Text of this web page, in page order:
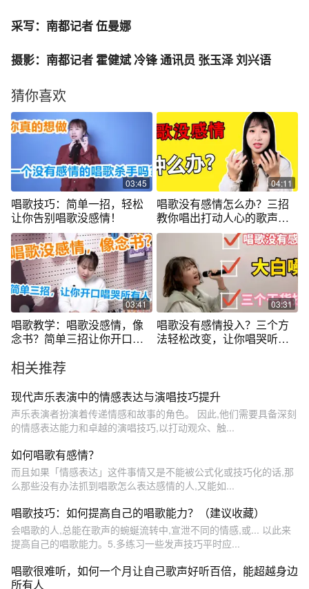
采写：南都记者 伍曼娜
摄影：南都记者 霍健斌冷锋通讯员 张玉泽 刘兴语
猜你喜欢
03:45
唱歌技巧：简单一招，轻松
让你告别唱歌没感情！
04:11
唱歌没有感情怎么办？三招
教你唱出打动人心的歌声，
都给我哭！
03:41
唱歌教学：唱歌没感情，像
念书？简单三招让你开口唱
03:31
唱歌没有感情投入？三个方
法轻松改变，让你唱哭听
相关推荐
现代声乐表演中的情感表达与演唱技巧提升
声乐表演者扮演着传递情感和故事的角色。 因此,他们需要具备深刻
的情感表达能力和卓越的演唱技巧,以打动观众、触...
如何唱歌有感情？
而且如果「情感表达」这件事情又是不能被公式化或技巧化的话,那
么那些没有办法抓到唱歌怎么表达感情的人,又能如...
唱歌技巧：如何提高自己的唱歌能力？（建议收藏）
会唱歌的人,总能在歌声的蜿蜒流转中,宣泄不同的情感,或... 以此来
提高自己的唱歌能力。5.多练习一些发声技巧平时应...
唱歌很难听，如何一个月让自己歌声好听百倍，能超越身边
所有人